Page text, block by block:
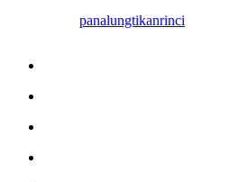
panalungtikanrinci